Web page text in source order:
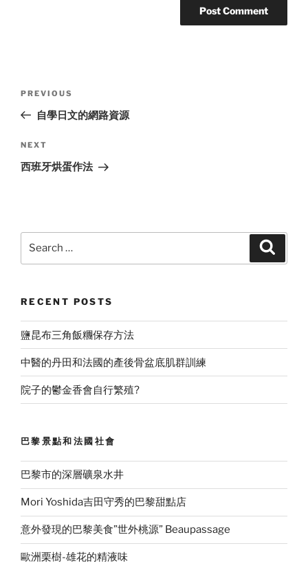
Previous
Post
PREVIOUS
自學日文的網路資源
Next
Post
NEXT
西班牙烘蛋作法
RECENT POSTS
鹽昆布三角飯糰保存方法
中醫的丹田和法國的產後骨盆底肌群訓練
院子的鬱金香會自行繁殖?
巴黎景點和法國社會
巴黎市的深層礦泉水井
Mori Yoshida吉田守秀的巴黎甜點店
意外發現的巴黎美食”世外桃源” Beaupassage
歐洲栗樹-雄花的精液味